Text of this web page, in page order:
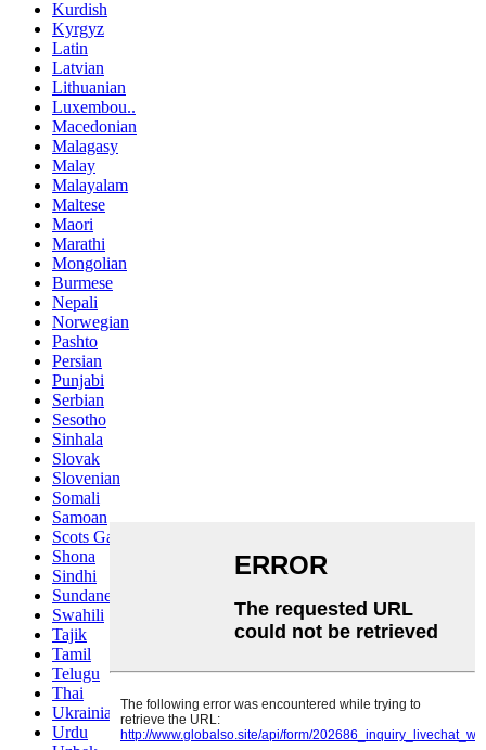
Kurdish
Kyrgyz
Latin
Latvian
Lithuanian
Luxembou..
Macedonian
Malagasy
Malay
Malayalam
Maltese
Maori
Marathi
Mongolian
Burmese
Nepali
Norwegian
Pashto
Persian
Punjabi
Serbian
Sesotho
Sinhala
Slovak
Slovenian
Somali
Samoan
Scots Gaelic
Shona
Sindhi
Sundanese
Swahili
Tajik
Tamil
Telugu
Thai
Ukrainian
Urdu